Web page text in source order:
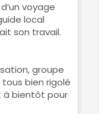
voyage
local
son travail.
groupe
bien rigolé
à bientôt pour